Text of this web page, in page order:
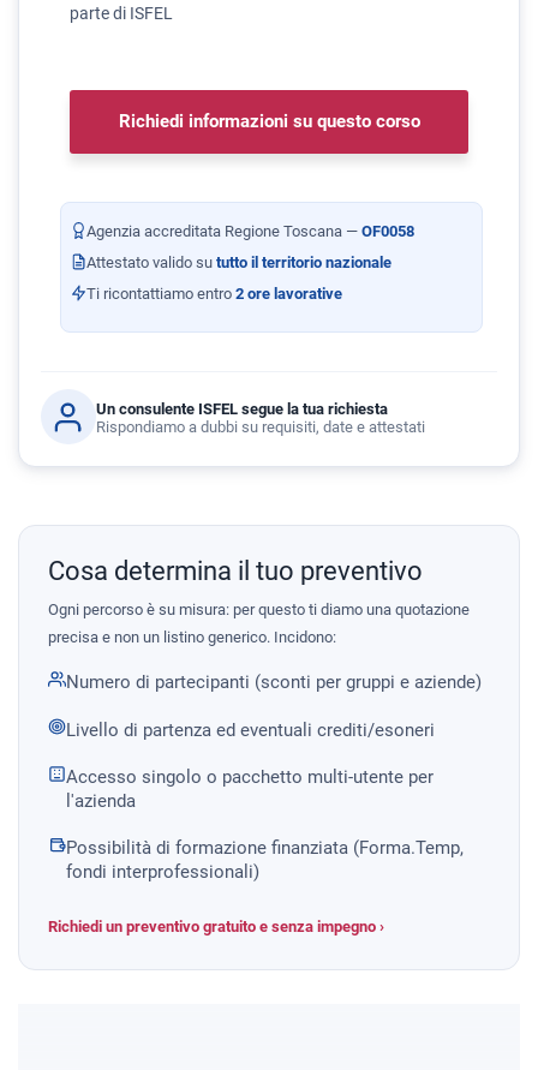
parte di ISFEL
Richiedi informazioni su questo corso
Agenzia accreditata Regione Toscana — OF0058
Attestato valido su tutto il territorio nazionale
Ti ricontattiamo entro 2 ore lavorative
Un consulente ISFEL segue la tua richiesta
Rispondiamo a dubbi su requisiti, date e attestati
Cosa determina il tuo preventivo
Ogni percorso è su misura: per questo ti diamo una quotazione
precisa e non un listino generico. Incidono:
Numero di partecipanti (sconti per gruppi e aziende)
Livello di partenza ed eventuali crediti/esoneri
Accesso singolo o pacchetto multi-utente per
l'azienda
Possibilità di formazione finanziata (Forma.Temp,
fondi interprofessionali)
Richiedi un preventivo gratuito e senza impegno ›